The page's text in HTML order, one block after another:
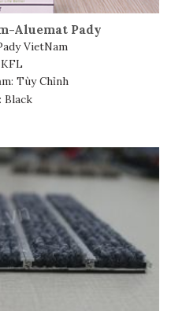
Aluemat Pady
VietNam
Tùy Chỉnh
Black